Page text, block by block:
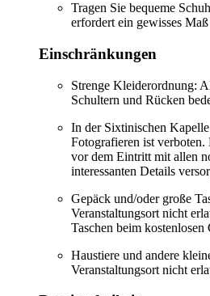
Tragen Sie bequeme
erfordert ein gewisses
Einschränkungen
Strenge Kleiderordnung:
Schultern und Rücken
In der Sixtinischen
Fotografieren ist
vor dem Eintritt mit allen
interessanten Details
Gepäck und/oder große
Veranstaltungsort nicht
Taschen beim kostenlosen
Haustiere und andere
Veranstaltungsort nicht